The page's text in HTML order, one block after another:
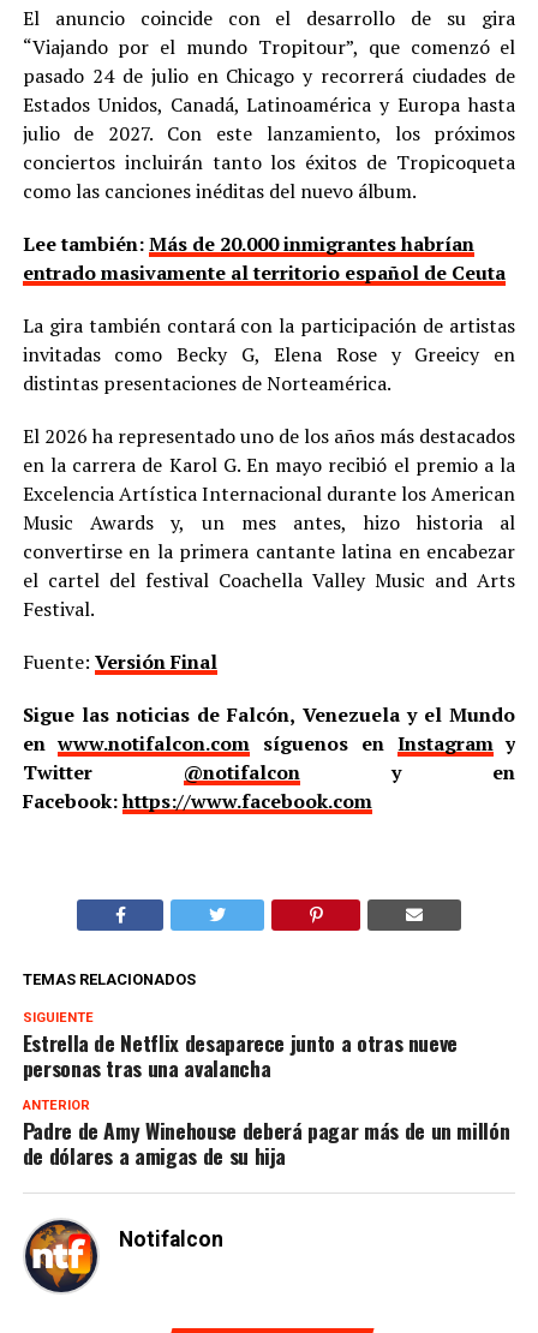
El anuncio coincide con el desarrollo de su gira
“Viajando por el mundo Tropitour”, que comenzó el
pasado 24 de julio en Chicago y recorrerá ciudades de
Estados Unidos, Canadá, Latinoamérica y Europa hasta
julio de 2027. Con este lanzamiento, los próximos
conciertos incluirán tanto los éxitos de Tropicoqueta
como las canciones inéditas del nuevo álbum.
Lee también:Más de 20.000 inmigrantes habrían
entrado masivamente al territorio español de Ceuta
La gira también contará con la participación de artistas
invitadas como Becky G, Elena Rose y Greeicy en
distintas presentaciones de Norteamérica.
El 2026 ha representado uno de los años más destacados
en la carrera de Karol G. En mayo recibió el premio a la
Excelencia Artística Internacional durante los American
Music Awards y, un mes antes, hizo historia al
convertirse en la primera cantante latina en encabezar
el cartel del festival Coachella Valley Music and Arts
Festival.
Fuente: Versión Final
Sigue las noticias de Falcón, Venezuela y el Mundo
enwww.notifalcon.com síguenos en Instagramy
Twitter @notifalcony en
Facebook:https://www.facebook.com
TEMAS RELACIONADOS
SIGUIENTE
Estrella de Netflix desaparece junto a otras nueve
personas tras una avalancha
ANTERIOR
Padre de Amy Winehouse deberá pagar más de un millón
de dólares a amigas de su hija
Notifalcon